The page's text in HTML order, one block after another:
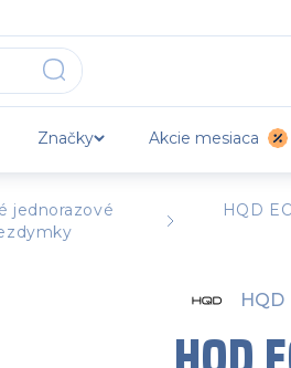
Značky Akcie mesiaca
jednorazové
HQD
HQD